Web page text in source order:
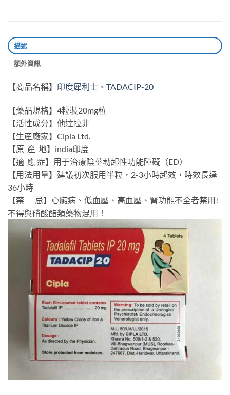
描述
額外資訊
【商品名稱】 印度犀利士 、 TADACIP-20
【藥品規格】4粒裝20mg粒
【活性成分】他達拉非
【生産廠家】Cipla Ltd.
【原 產 地】india印度
【適 應 症】用于治療陰莖勃起性功能障礙（ED）
【用法用量】建議初次服用半粒，2-3小時起效，時效長達
36小時
【禁 忌】心臟病、低血壓、高血壓、腎功能不全者禁用!
不得與硝酸酯類藥物混用！